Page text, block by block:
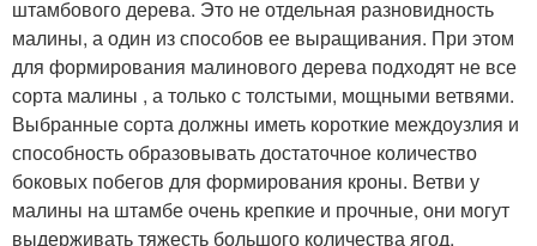
штамбового дерева. Это не отдельная разновидность
малины, а один из способов ее выращивания. При этом
для формирования малинового дерева подходят не все
сорта малины , а только с толстыми, мощными ветвями.
Выбранные сорта должны иметь короткие междоузлия и
способность образовывать достаточное количество
боковых побегов для формирования кроны. Ветви у
малины на штамбе очень крепкие и прочные, они могут
выдерживать тяжесть большого количества ягод.